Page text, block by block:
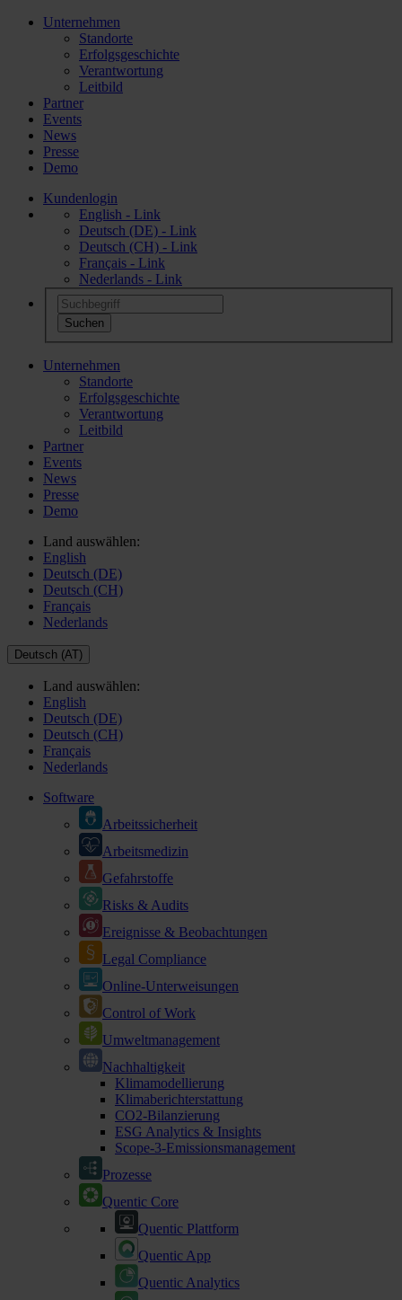
Unternehmen
Standorte
Erfolgsgeschichte
Verantwortung
Leitbild
Partner
Events
News
Presse
Demo
Kundenlogin
English - Link
Deutsch (DE) - Link
Deutsch (CH) - Link
Français - Link
Nederlands - Link
Unternehmen
Standorte
Erfolgsgeschichte
Verantwortung
Leitbild
Partner
Events
News
Presse
Demo
Land auswählen:
English
Deutsch (DE)
Deutsch (CH)
Français
Nederlands
Deutsch (AT)
Land auswählen:
English
Deutsch (DE)
Deutsch (CH)
Français
Nederlands
Software
Arbeitssicherheit
Arbeitsmedizin
Gefahrstoffe
Risks & Audits
Ereignisse & Beobachtungen
Legal Compliance
Online-Unterweisungen
Control of Work
Umweltmanagement
Nachhaltigkeit
Klimamodellierung
Klimaberichterstattung
CO2-Bilanzierung
ESG Analytics & Insights
Scope-3-Emissionsmanagement
Prozesse
Quentic Core
Quentic Plattform
Quentic App
Quentic Analytics